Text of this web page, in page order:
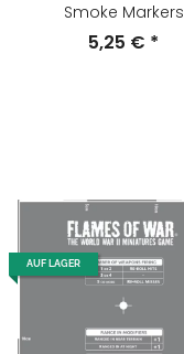
Smoke Markers
5,25 € *
AUF LAGER